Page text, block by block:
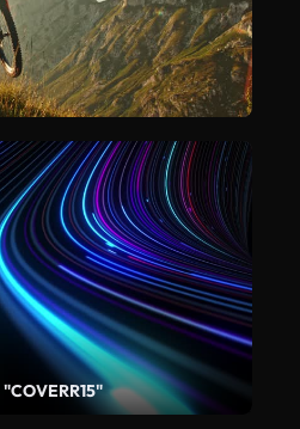
"COVERR15"